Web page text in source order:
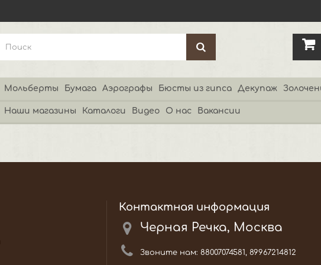
Мольберты Бумага Аэрографы Бюсты из гипса Декупаж
Наши магазины Каталоги Видео О нас Вакансии
Контактная информация
Черная Речка, Москва
Звоните нам: 88007074581, 89967214812